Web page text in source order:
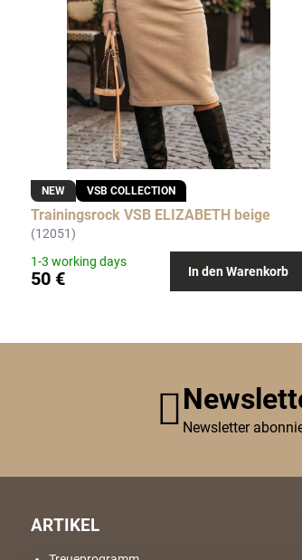
NEW VSB COLLECTION
Trainingsrock VSB ELIZABETH beige
(12051)
1-3 working days
50 € In den Warenkorb
Newsletter
ARTIKEL